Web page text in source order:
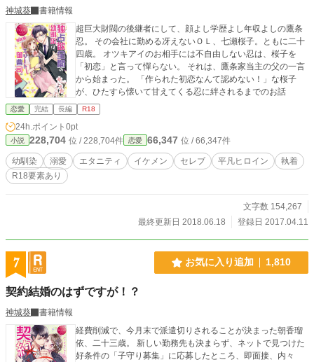
神城葵
書籍情報
超巨大財閥の後継者にして、顔よし学歴よし年収よしの鷹条
忍。 その会社に勤める冴えないＯＬ、七瀬桜子。ともに二十
四歳。 オツキアイのお相手には不自由しない忍は、桜子を
「初恋」と言って憚らない。 それは、鷹条家当主の父の一言
から始まった。 「作られた初恋なんて認めない！」な桜子
が、ひたすら懐いて甘えてくる忍に絆されるまでのお話
恋愛 完結 長編 R18
24h.ポイント 0pt
小説 228,704 位 / 228,704件 恋愛 66,347 位 / 66,347件
幼馴染 溺愛 エタニティ イケメン セレブ 平凡ヒロイン
執着
R18要素あり
文字数 154,267
最終更新日 2018.06.18
登録日 2017.04.11
7 お気に入り追加 1,810
契約結婚のはずですが！？
神城葵
書籍情報
経費削減で、今月末で派遣切りされることが決まった朝香瑠
依、二十三歳。 新しい勤務先も決まらず、ネットで見つけた
好条件の「子守り募集」に応募したところ、即面接、内々